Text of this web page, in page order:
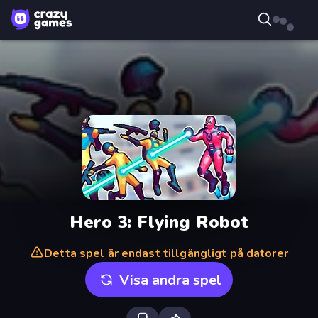
Hero 3: Flying Robot
Detta spel är endast tillgängligt på datorer
Visa andra spel